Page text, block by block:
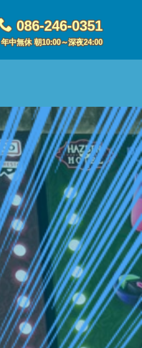
086-246-0351
年中無休 朝10:00～深夜24:00